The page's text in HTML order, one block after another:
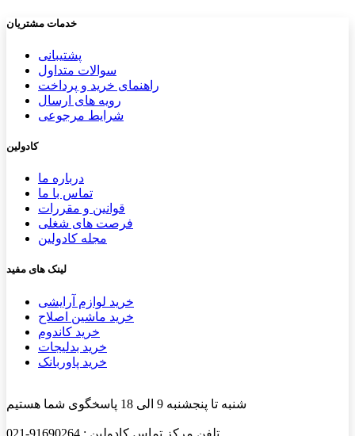
خدمات مشتریان
پشتیب​​انی
سوالات متداول
راهنمای خرید و پرداخت
رویه های ارسال
شرایط مرجوعی
کادولین
درباره ما
تماس با ما
قوانین و مقررات
فرصت های شغلی
مجله کادولین
لینک های مفید
خرید لوازم آرایشی
خرید ماشین اصلاح
خرید کاندوم
خرید بدلیجات
خرید پاوربانک
شنبه تا پنجشنبه 9 الی 18 پاسخگوی شما هستیم
تلفن مرکز تماس کادولین : 91690264-021